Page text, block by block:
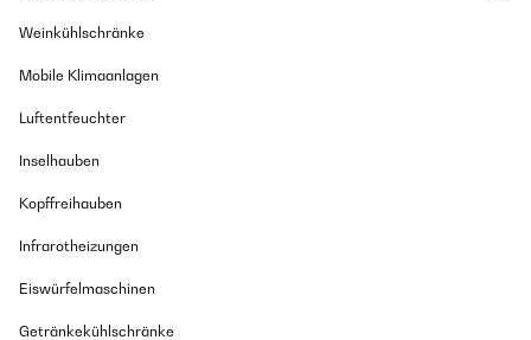
Weinkühlschränke
Mobile Klimaanlagen
Luftentfeuchter
Inselhauben
Kopffreihauben
Infrarotheizungen
Eiswürfelmaschinen
Getränkekühlschränke